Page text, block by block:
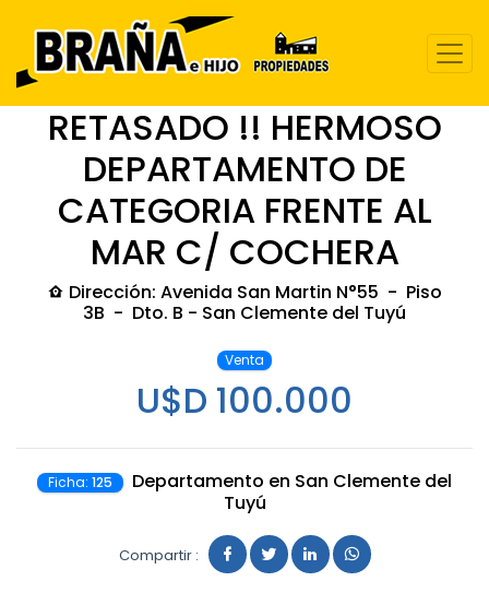
RETASADO !! HERMOSO
DEPARTAMENTO DE
CATEGORIA FRENTE AL
MAR C/ COCHERA
Dirección: Avenida San Martin N°55 - Piso
3B - Dto. B - San Clemente del Tuyú
Venta
U$D 100.000
Ficha: 125
Departamento en San Clemente del
Tuyú
Compartir :